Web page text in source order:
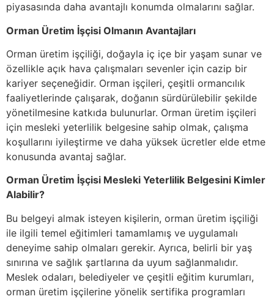
piyasasında daha avantajlı konumda olmalarını sağlar.
Orman Üretim İşçisi Olmanın Avantajları
Orman üretim işçiliği, doğayla iç içe bir yaşam sunar ve
özellikle açık hava çalışmaları sevenler için cazip bir
kariyer seçeneğidir. Orman işçileri, çeşitli ormancılık
faaliyetlerinde çalışarak, doğanın sürdürülebilir şekilde
yönetilmesine katkıda bulunurlar. Orman üretim işçileri
için mesleki yeterlilik belgesine sahip olmak, çalışma
koşullarını iyileştirme ve daha yüksek ücretler elde etme
konusunda avantaj sağlar.
Orman Üretim İşçisi Mesleki Yeterlilik Belgesini Kimler
Alabilir?
Bu belgeyi almak isteyen kişilerin, orman üretim işçiliği
ile ilgili temel eğitimleri tamamlamış ve uygulamalı
deneyime sahip olmaları gerekir. Ayrıca, belirli bir yaş
sınırına ve sağlık şartlarına da uyum sağlanmalıdır.
Meslek odaları, belediyeler ve çeşitli eğitim kurumları,
orman üretim işçilerine yönelik sertifika programları